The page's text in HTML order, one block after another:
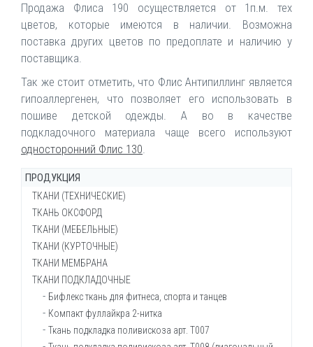
Продажа Флиса 190 осуществляется от 1п.м. тех
цветов, которые имеются в наличии. Возможна
поставка других цветов по предоплате и наличию у
поставщика.
Так же стоит отметить, что Флис Антипиллинг является
гипоаллергенен, что позволяет его использовать в
пошиве детской одежды. А во в качестве
подкладочного материала чаще всего используют
односторонний Флис 130.
ПРОДУКЦИЯ
ТКАНИ (ТЕХНИЧЕСКИЕ)
Брезент ОП (огнеупорный)
Брезент ВО (водостойкий)
Брезент суровый
Ткань Канвас (брезент сумочный)
Ткань Канвас
Ткань Кирза
Ткань Кондор
Ткань Кондор арт.30с30
ТКАНЬ ОКСФОРД
Ткань Оксфорд 200-210d
Ткань Оксфорд 210d КМФ
Ткань Оксфорд 240d
Ткань Оксфорд 240d КМФ
Ткань Оксфорд 240d флуоресцентный
Ткань Оксфорд 300d
Ткань Оксфорд 300д РИП-СТОП
ТКАНИ (МЕБЕЛЬНЫЕ)
Войлок мебельный
Ворсовое полотно Велютин
Декоративная мебельная рогожка
Искусственная кожа
Материал Спанбонд (СпанБел)
Мебельная ткань SAW (рогожка)
ТКАНИ (КУРТОЧНЫЕ)
Ткань Амур универсальная
Ткань Блэйзер (Technology)
Ткань курточная Дюспо (Dewspo)
Ткань Дюспо (отражающая)
Ткань IVA (ИВА) с блеском
ТКАНИ МЕМБРАНА
Ткань Дюспо (мембрана)
Ткань курточная Дюспо Teflon 5к/5к
Ткань махра с мембраной
Ткань мембрана Dobby Digital (авторский дизайн)
ТКАНИ ПОДКЛАДОЧНЫЕ
Бифлекс ткань для фитнеса, спорта и танцев
Компакт фуллайкра 2-нитка
Ткань подкладка поливискоза арт. Т007